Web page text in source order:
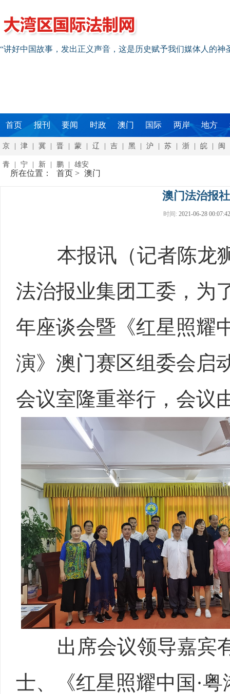
“讲好中国故事，发出正义声音，这是历史赋予我们媒体人的
首页 报刊 要闻 时政 澳门 国际 两岸 地方
京 津 冀 晋 蒙 辽 吉 黑 沪 苏 浙 皖 闽
青 宁 新 鹏 雄安
所在位置： 首页 > 澳门
澳门法治报
时间: 2021-06-28
本报讯（记者陈龙狮
法治报业集团工委，为
年座谈会暨《红星照耀
演》澳门赛区组委会启
会议室隆重举行，会议
出席会议领导嘉宾有
士、《红星照耀中国·